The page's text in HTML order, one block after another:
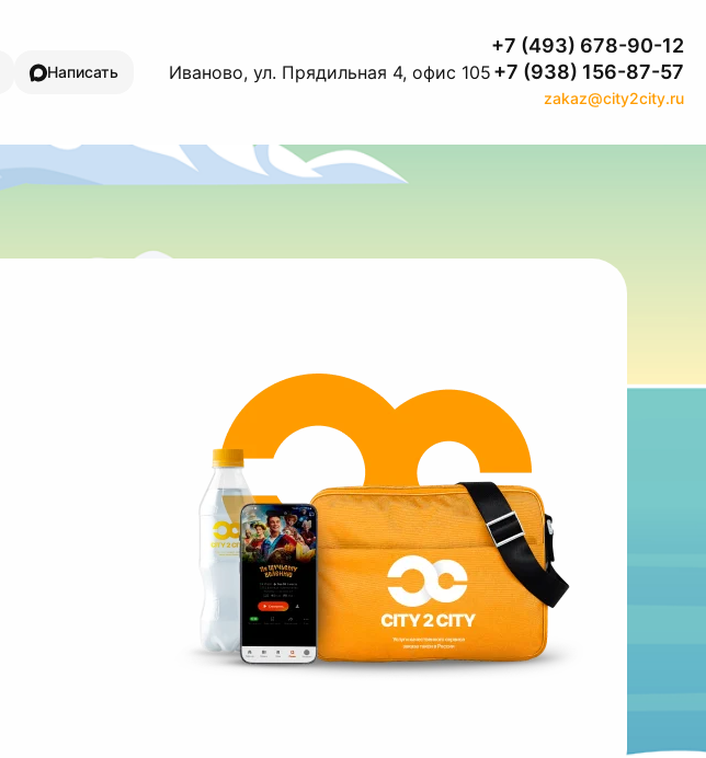
Написать Иваново, ул. Прядильная 4, офис 105
+7 (493) 678-90-12
+7 (938) 156-87-57
zakaz@city2city.ru